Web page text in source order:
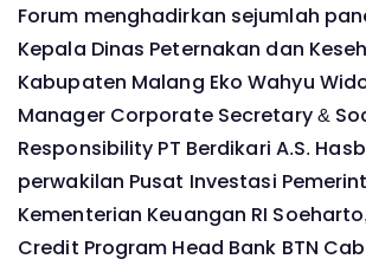
Forum menghadirkan sejumlah
Kepala Dinas Peternakan dan
Kabupaten Malang Eko Wahyu
Manager Corporate Secretary &
Responsibility PT Berdikari A.S.
perwakilan Pusat Investasi
Kementerian Keuangan RI
Credit Program Head Bank BTN